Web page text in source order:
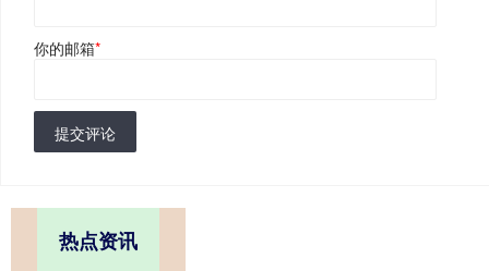
你的邮箱*
提交评论
热点资讯